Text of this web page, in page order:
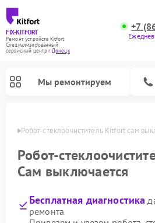
FIX-KITFORT
Ремонт устройств Kitfort
Специализированный
cервисный центр г.Донецк
+7
Мы ремонтируем
Робот-стеклоочиститель Kitfort сам
Робот-
Сам выключается
Бесплатная диагностика
ремонта